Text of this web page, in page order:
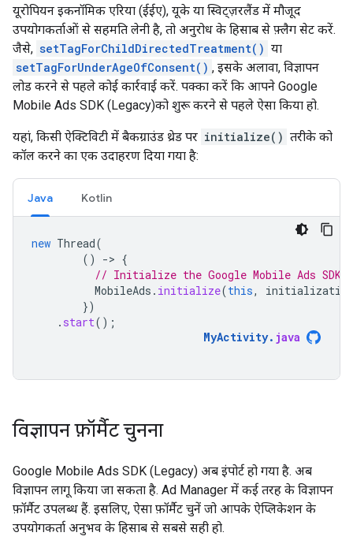
यूरोपियन इकनॉमिक एरिया (ईईए), यूके या स्विट्ज़रलैंड में मौजूद
उपयोगकर्ताओं से सहमति लेनी है, तो अनुरोध के हिसाब से फ़्लैग सेट करें.
जैसे, setTagForChildDirectedTreatment() या
setTagForUnderAgeOfConsent() , इसके अलावा, विज्ञापन
लोड करने से पहले कोई कार्रवाई करें. पक्का करें कि आपने Google
Mobile Ads SDK (Legacy)को शुरू करने से पहले ऐसा किया हो.
यहां, किसी ऐक्टिविटी में बैकग्राउंड थ्रेड पर initialize() तरीके को
कॉल करने का एक उदाहरण दिया गया है:
Java Kotlin
new Thread(
()
-> {
// Initialize the Google Mobile Ads SDK
MobileAds . initialize(this,
})
. start();
MyActivity. java
विज्ञापन फ़ॉर्मैट चुनना
Google Mobile Ads SDK (Legacy) अब इंपोर्ट हो गया है. अब
विज्ञापन लागू किया जा सकता है. Ad Manager में कई तरह के विज्ञापन
फ़ॉर्मैट उपलब्ध हैं. इसलिए, ऐसा फ़ॉर्मैट चुनें जो आपके ऐप्लिकेशन के
उपयोगकर्ता अनुभव के हिसाब से सबसे सही हो.